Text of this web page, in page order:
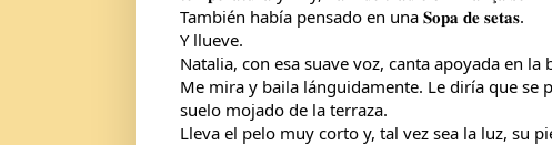
También había pensado en una 𝐒𝐨𝐩𝐚 𝐝𝐞 𝐬𝐞𝐭𝐚𝐬.
Y llueve.
Natalia, con esa suave voz, canta apoyada en la
Me mira y baila lánguidamente. Le diría que se
suelo mojado de la terraza.
Lleva el pelo muy corto y, tal vez sea la luz, su